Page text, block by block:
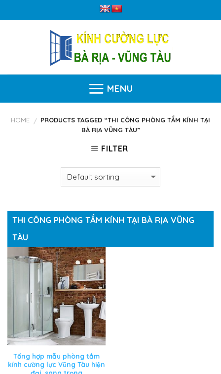
to
MENU
HOME / PRODUCTS TAGGED “THI CÔNG PHÒNG TẮM KÍNH TẠI
BÀ RỊA VŨNG TÀU”
FILTER
THI CÔNG PHÒNG TẮM KÍNH TẠI BÀ RỊA VŨNG
TÀU
Tổng hợp mẫu phòng tắm
kính cường lực Vũng Tàu hiện